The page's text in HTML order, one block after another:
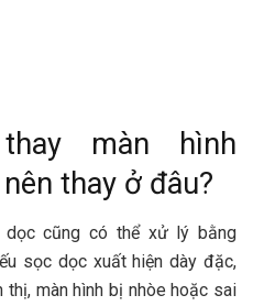
màn hình
thay ở đâu?
cũng có thể xử lý bằng
sọc dọc xuất hiện dày đặc,
màn hình bị nhòe hoặc sai